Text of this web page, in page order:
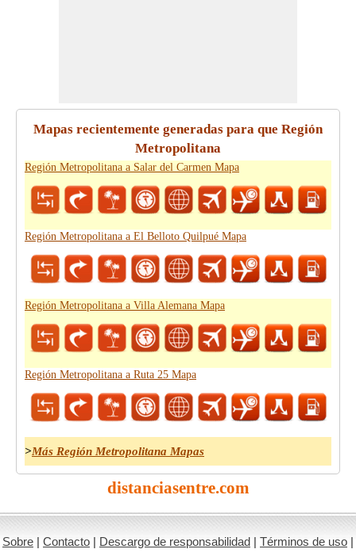
Mapas recientemente generadas para que Región
Metropolitana
Región Metropolitana a Salar del Carmen Mapa
Región Metropolitana a El Belloto Quilpué Mapa
Región Metropolitana a Villa Alemana Mapa
Región Metropolitana a Ruta 25 Mapa
>Más Región Metropolitana Mapas
distanciasentre.com
Sobre | Contacto | Descargo de responsabilidad | Términos de uso |